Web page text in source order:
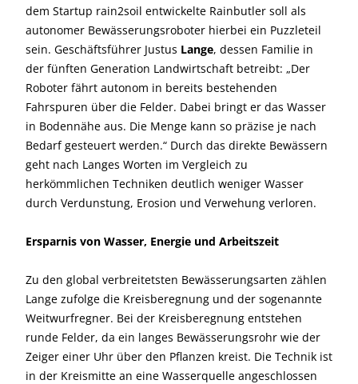
dem Startup rain2soil entwickelte Rainbutler soll als
autonomer Bewässerungsroboter hierbei ein Puzzleteil
sein. Geschäftsführer Justus Lange, dessen Familie in
der fünften Generation Landwirtschaft betreibt: „Der
Roboter fährt autonom in bereits bestehenden
Fahrspuren über die Felder. Dabei bringt er das Wasser
in Bodennähe aus. Die Menge kann so präzise je nach
Bedarf gesteuert werden.“ Durch das direkte Bewässern
geht nach Langes Worten im Vergleich zu
herkömmlichen Techniken deutlich weniger Wasser
durch Verdunstung, Erosion und Verwehung verloren.
Ersparnis von Wasser, Energie und Arbeitszeit
Zu den global verbreitetsten Bewässerungsarten zählen
Lange zufolge die Kreisberegnung und der sogenannte
Weitwurfregner. Bei der Kreisberegnung entstehen
runde Felder, da ein langes Bewässerungsrohr wie der
Zeiger einer Uhr über den Pflanzen kreist. Die Technik ist
in der Kreismitte an eine Wasserquelle angeschlossen